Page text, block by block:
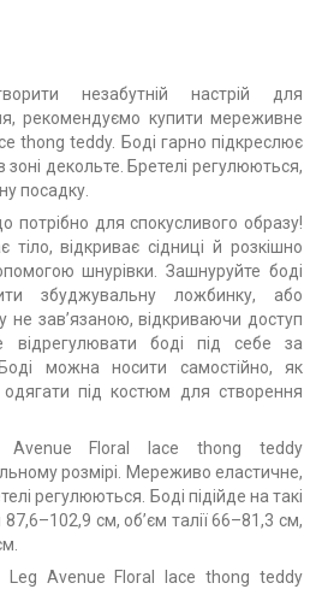
незабутній настрій для
рекомендуємо купити мереживне
thong teddy. Боді гарно підкреслює
зоні декольте. Бретелі регулюються,
посадку.
для спокусливого образу!
тіло, відкриває сідниці й розкішно
шнурівки. Зашнуруйте боді
збуджувальну ложбинку, або
не зав’язаною, відкриваючи доступ
боді під себе за
можна носити самостійно, як
під костюм для створення
Avenue Floral lace thong teddy
розмірі. Мереживо еластичне,
регулюються. Боді підійде на такі
см, об’єм талії 66–81,3 см,
Leg Avenue Floral lace thong teddy